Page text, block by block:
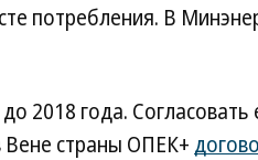
потребления. В
2018 года. Согласовать
Вене страны ОПЕК+